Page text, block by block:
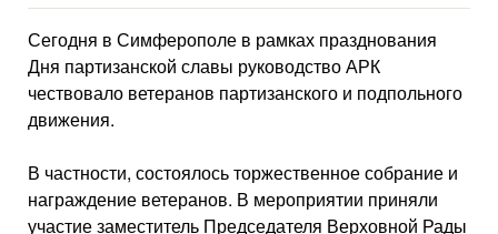
Сегодня в Симферополе в рамках празднования
Дня партизанской славы руководство АРК
чествовало ветеранов партизанского и подпольного
движения.
В частности, состоялось торжественное собрание и
награждение ветеранов. В мероприятии приняли
участие заместитель Председателя Верховной Рады